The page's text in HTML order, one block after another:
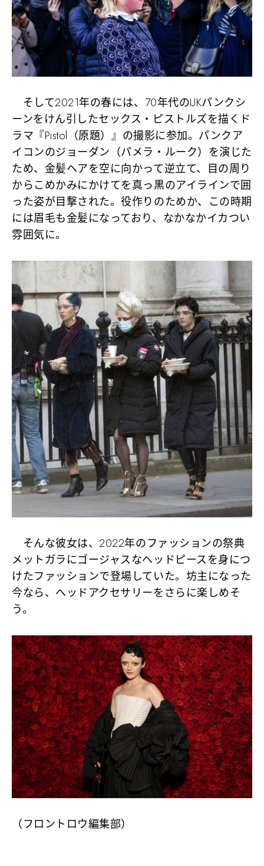
そして2021年の春には、70年代のUKパンクシ
ーンをけん引したセックス・ピストルズを描くド
ラマ『Pistol（原題）』の撮影に参加。パンクア
イコンのジョーダン（パメラ・ルーク）を演じた
ため、金髪ヘアを空に向かって逆立て、目の周り
からこめかみにかけてを真っ黒のアイラインで囲
った姿が目撃された。役作りのためか、この時期
には眉毛も金髪になっており、なかなかイカつい
雰囲気に。
そんな彼女は、2022年のファッションの祭典
メットガラにゴージャスなヘッドピースを身につ
けたファッションで登場していた。坊主になった
今なら、ヘッドアクセサリーをさらに楽しめそ
う。
（フロントロウ編集部）